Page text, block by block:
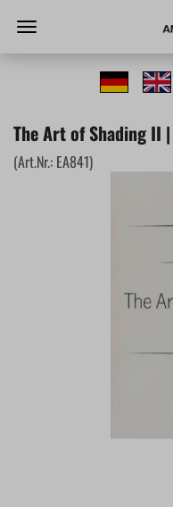
The Art of Shading II
(Art.Nr.: EA841)